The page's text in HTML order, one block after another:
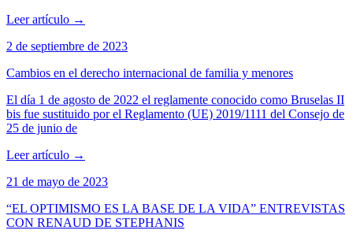
Leer artículo →
2 de septiembre de 2023
Cambios en el derecho internacional de familia y menores
El día 1 de agosto de 2022 el reglamente conocido como Bruselas II
bis fue sustituido por el Reglamento (UE) 2019/1111 del Consejo de
25 de junio de
Leer artículo →
21 de mayo de 2023
“EL OPTIMISMO ES LA BASE DE LA VIDA” ENTREVISTAS
CON RENAUD DE STEPHANIS